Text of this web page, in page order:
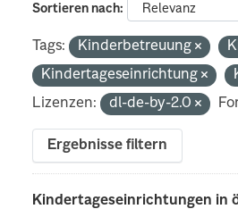
Sortieren nach
Tags: Kinderbetreuung
Kindertageseinrichtung
Lizenzen:
dl-de-by-2.0
Ergebnisse filtern
Kindertageseinrichtungen in